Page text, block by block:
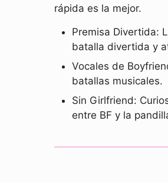
rápida es la mejor.
Premisa Divertida:
batalla divertida y
Vocales de
batallas musicales.
Sin Girlfriend:
entre BF y la